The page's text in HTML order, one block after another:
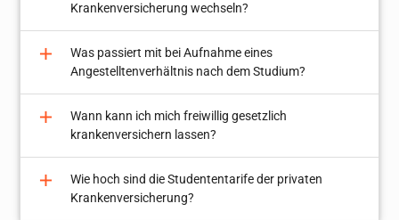
Krankenversicherung wechseln?
Was passiert mit bei Aufnahme eines
Angestelltenverhältnis nach dem Studium?
Wann kann ich mich freiwillig gesetzlich
krankenversichern lassen?
Wie hoch sind die Studententarife der privaten
Krankenversicherung?